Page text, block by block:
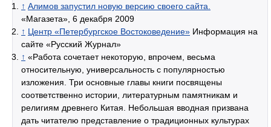
↑ Алимов запустил новую версию своего сайта.
«Магазета», 6 декабря 2009
↑ Центр «Петербургское Востоковедение» Информация на
сайте «Русский Журнал»
↑ «Работа сочетает некоторую, впрочем, весьма
относительную, универсальность с популярностью
изложения. Три основные главы книги посвящены
соответственно истории, литературным памятникам и
религиям древнего Китая. Небольшая вводная призвана
дать читателю представление о традиционных культурах